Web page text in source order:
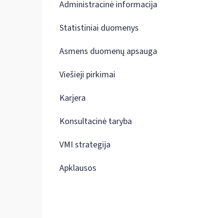
Administracinė informacija
Statistiniai duomenys
Asmens duomenų apsauga
Viešieji pirkimai
Karjera
Konsultacinė taryba
VMI strategija
Apklausos